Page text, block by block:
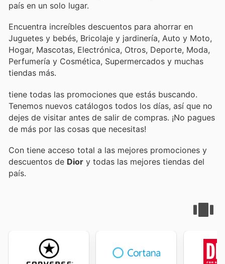
país en un solo lugar.
Encuentra increíbles descuentos para ahorrar en
Juguetes y bebés, Bricolaje y jardinería, Auto y Moto,
Hogar, Mascotas, Electrónica, Otros, Deporte, Moda,
Perfumería y Cosmética, Supermercados y muchas
tiendas más.
tiene todas las promociones que estás buscando.
Tenemos nuevos catálogos todos los días, así que no
dejes de visitar antes de salir de compras. ¡No pagues
de más por las cosas que necesitas!
Con tiene acceso total a las mejores promociones y
descuentos de Dior y todas las mejores tiendas del
país.